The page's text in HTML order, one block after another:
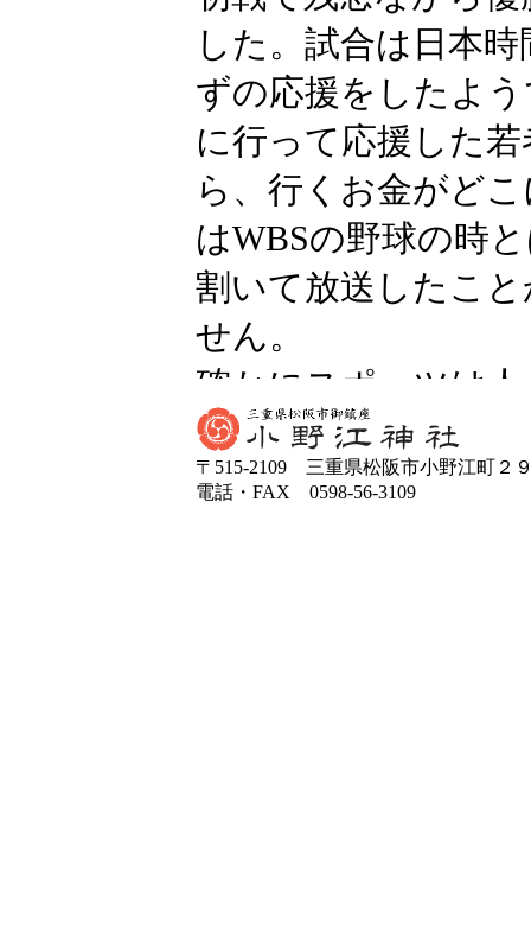
した。試合は日本
ずの応援をしたよ
に行って応援した
ら、行くお金がど
はWBSの野球の時
割いて放送したこ
せん。
確かにスポーツは
ル戦で1点を先取し
んだ日本チームの
〒515-2109 三重県松阪市小野江町２
電話・FAX 0598-56-3109